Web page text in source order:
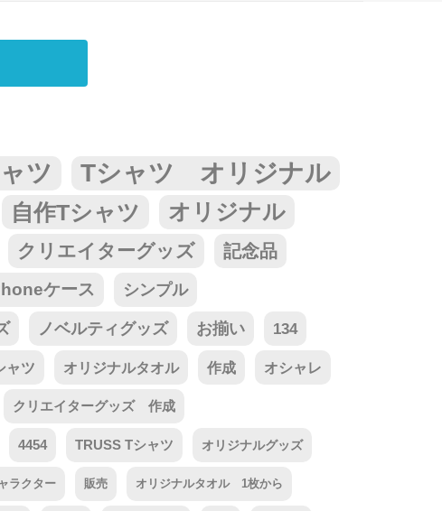
ツ
Tシャツ オリジナル
自作Tシャツ オリジナル
クリエイターグッズ
記念品
ケース シンプル
ノベルティグッズ お揃い 134
ャツ オリジナルタオル 作成 オシャレ
クリエイターグッズ 作成
4454 TRUSS Tシャツ オリジナルグッズ
ラクター 販売 オリジナルタオル 1枚から